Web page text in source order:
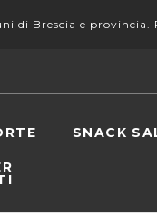
di Brescia e provincia.
SNACK